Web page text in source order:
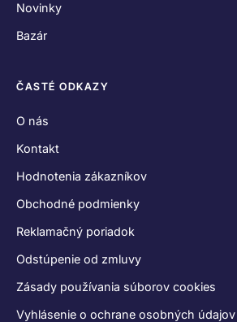
Novinky
Bazár
ČASTÉ ODKAZY
O nás
Kontakt
Hodnotenia zákazníkov
Obchodné podmienky
Reklamačný poriadok
Odstúpenie od zmluvy
Zásady používania súborov cookies
Vyhlásenie o ochrane osobných údajov